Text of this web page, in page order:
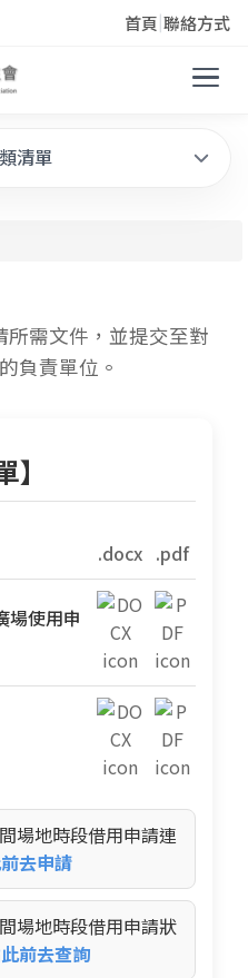
首頁 聯絡方式
清單
所需文件，並提交至對
負責單位。
.docx .pdf
場使用申
場地時段借用申請連
去申請
場地時段借用申請狀
前去查詢